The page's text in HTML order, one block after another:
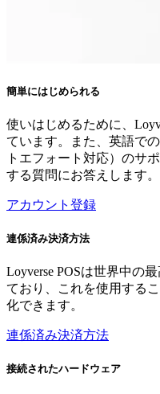
簡単にはじめられる
使いはじめるために、
ています。また、英語で
トエフォート対応）のサ
する質問にお答えします。
アカウント登録
連係済み決済方法
Loyverse POSは世界中の
ており、これを使用する
化できます。
連係済み決済方法
接続されたハードウェア